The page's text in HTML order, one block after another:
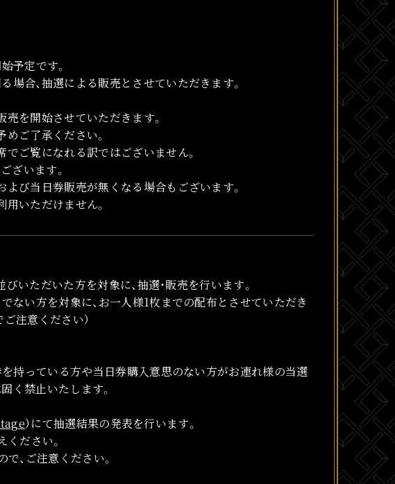
予定です。
合、抽選による販売とさせていただきます。
を開始させていただきます。
ご了承ください。
ご覧になれる訳ではございません。
ざいます。
び当日券販売が無くなる場合もございます。
いただけません。
いただいた方を対象に、抽選・販売を行います。
ない方を対象に、お一人様1枚までの配布とさせていただき
注意ください）
を持っている方や当日券購入意思のない方がお連れ様の当選
く禁止いたします。
）にて抽選結果の発表を行います。
ださい。
、ご注意ください。